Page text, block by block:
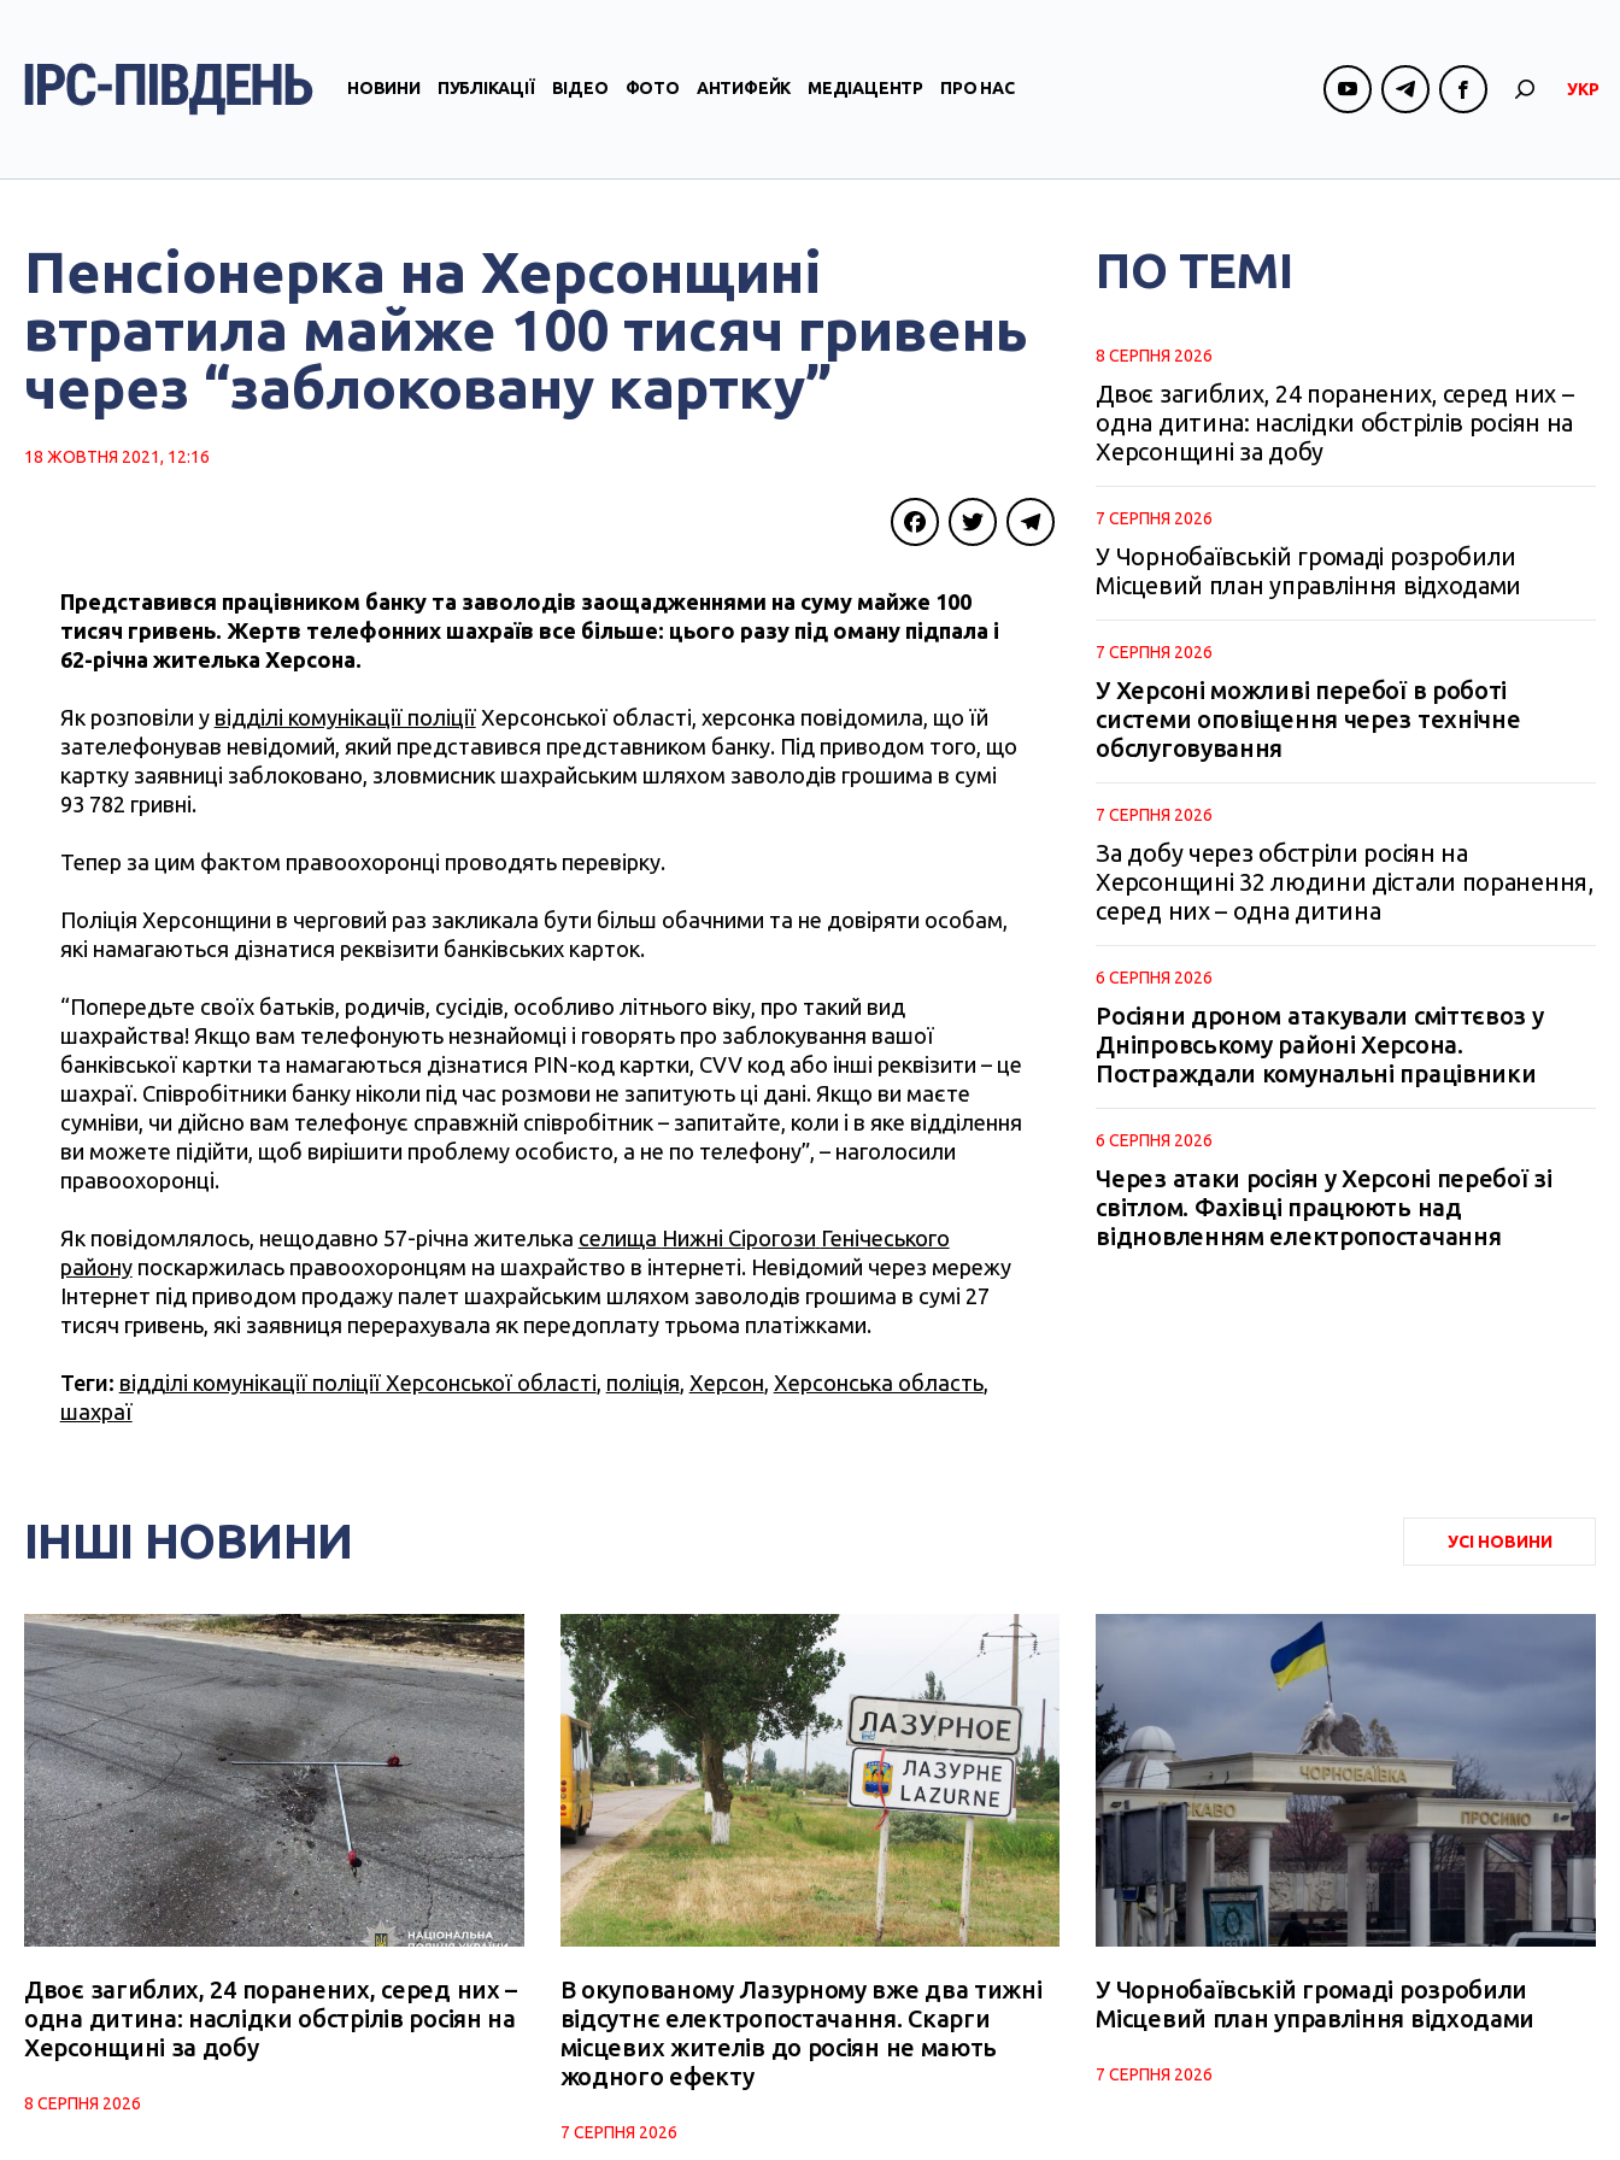
НОВИНИ ПУБЛІКАЦІЇ ВІДЕО ФОТО АНТИФЕЙК МЕДІАЦЕНТР ПРО НАС УКР
Пенсіонерка на Херсонщині
втратила майже 100 тисяч гривень
через “заблоковану картку”
18 ЖОВТНЯ 2021, 12:16
Представився працівником банку та заволодів заощадженнями на суму майже 100
тисяч гривень. Жертв телефонних шахраїв все більше: цього разу під оману підпала і
62-річна жителька Херсона.
Як розповіли у відділі комунікації поліціїХерсонської області, херсонка повідомила, що їй
зателефонував невідомий, який представився представником банку. Під приводом того, що
картку заявниці заблоковано, зловмисник шахрайським шляхом заволодів грошима в сумі
93 782 гривні.
Тепер за цим фактом правоохоронці проводять перевірку.
Поліція Херсонщини в черговий раз закликала бути більш обачними та не довіряти особам,
які намагаються дізнатися реквізити банківських карток.
“Попередьте своїх батьків, родичів, сусідів, особливо літнього віку, про такий вид
шахрайства! Якщо вам телефонують незнайомці і говорять про заблокування вашої
банківської картки та намагаються дізнатися PIN-код картки, CVV код або інші реквізити – це
шахраї. Співробітники банку ніколи під час розмови не запитують ці дані. Якщо ви маєте
сумніви, чи дійсно вам телефонує справжній співробітник – запитайте, коли і в яке відділення
ви можете підійти, щоб вирішити проблему особисто, а не по телефону”, – наголосили
правоохоронці.
Як повідомлялось, нещодавно 57-річна жителька селища Нижні Сірогози Генічеського
районупоскаржилась правоохоронцям на шахрайство в інтернеті. Невідомий через мережу
Інтернет під приводом продажу палет шахрайським шляхом заволодів грошима в сумі 27
тисяч гривень, які заявниця перерахувала як передоплату трьома платіжками.
Теги: відділі комунікації поліції Херсонської області, поліція, Херсон, Херсонська область,
шахраї
ПО ТЕМІ
8 СЕРПНЯ 2026
Двоє загиблих, 24 поранених, серед них –
одна дитина: наслідки обстрілів росіян на
Херсонщині за добу
7 СЕРПНЯ 2026
У Чорнобаївській громаді розробили
Місцевий план управління відходами
7 СЕРПНЯ 2026
У Херсоні можливі перебої в роботі
системи оповіщення через технічне
обслуговування
7 СЕРПНЯ 2026
За добу через обстріли росіян на
Херсонщині 32 людини дістали поранення,
серед них – одна дитина
6 СЕРПНЯ 2026
Росіяни дроном атакували сміттєвоз у
Дніпровському районі Херсона.
Постраждали комунальні працівники
6 СЕРПНЯ 2026
Через атаки росіян у Херсоні перебої зі
світлом. Фахівці працюють над
відновленням електропостачання
ІНШІ НОВИНИ УСІ НОВИНИ
Двоє загиблих, 24 поранених, серед них –
одна дитина: наслідки обстрілів росіян на
Херсонщині за добу
8 СЕРПНЯ 2026
В окупованому Лазурному вже два тижні
відсутнє електропостачання. Скарги
місцевих жителів до росіян не мають
жодного ефекту
7 СЕРПНЯ 2026
У Чорнобаївській громаді розробили
Місцевий план управління відходами
7 СЕРПНЯ 2026